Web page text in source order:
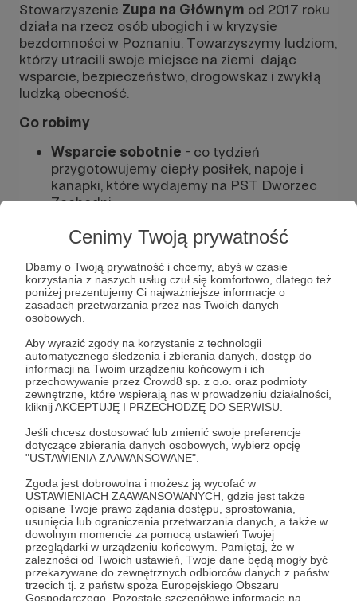
Cenimy Twoją prywatność
Dbamy o Twoją prywatność i chcemy, abyś w czasie
korzystania z naszych usług czuł się komfortowo, dlatego też
poniżej prezentujemy Ci najważniejsze informacje o
zasadach przetwarzania przez nas Twoich danych
osobowych.
Aby wyrazić zgody na korzystanie z technologii
automatycznego śledzenia i zbierania danych, dostęp do
informacji na Twoim urządzeniu końcowym i ich
przechowywanie przez Crowd8 sp. z o.o. oraz podmioty
zewnętrzne, które wspierają nas w prowadzeniu działalności,
kliknij AKCEPTUJĘ I PRZECHODZĘ DO SERWISU.
Jeśli chcesz dostosować lub zmienić swoje preferencje
dotyczące zbierania danych osobowych, wybierz opcję
"USTAWIENIA ZAAWANSOWANE".
Zgoda jest dobrowolna i możesz ją wycofać w
USTAWIENIACH ZAAWANSOWANYCH, gdzie jest także
opisane Twoje prawo żądania dostępu, sprostowania,
usunięcia lub ograniczenia przetwarzania danych, a także w
dowolnym momencie za pomocą ustawień Twojej
przeglądarki w urządzeniu końcowym. Pamiętaj, że w
zależności od Twoich ustawień, Twoje dane będą mogły być
przekazywane do zewnętrznych odbiorców danych z państw
trzecich tj. z państw spoza Europejskiego Obszaru
Gospodarczego. Pozostałe szczegółowe informacje na
Stowarzyszenie Zupa na Głównym od 2017 roku
działa na rzecz osób ubogich i w kryzysie
bezdomności w Poznaniu. Towarzyszymy ludziom,
którzy utracili swoje miejsce na ziemi dając
wsparcie, bezpieczeństwo, drogowskaz i zwykłą
ludzką obecność.
Co robimy
Wsparcie sobotnie - co tydzień
przygotowujemy ciepły posiłek, napoje i
kanapki, które wydajemy na PST Dworzec
Zachodni.
interwencyjnej pomocy podczas wydawania
posiłków i w naszej siedzibie.
Mieszkania- w czterech zupowych
mieszkaniach 25 osób odbudowuje swoje
życie z naszym wsparciem.
Wsparcie specjalistyczne
lekarz psychiatra, prawnik, terapeuta
uzależnień, edukator finansowy pomagają w
wychodzeniu z kryzysu.
Magazyn odzieży- zapewniamy czyste i
zadbane ubrania „ z drugiej ręki” dla osób w
Świetlica dla Pań- bezpieczne miejsce,
gdzie kobiety mogą zadbać o higienę,
telefonu.
Dlaczego to ma znaczenie
Bezdomność to brak własnego, bezpiecznego
miejsca. My odpowiadamy na ten brak - ciepłem,
wsparciem, obecnością, możliwością rozpoczęcia
od nowa.
Rozwiń opis
Cele
Zmiana zaczyna się od
mieszkania.
3 500 zł
miesięcznie
1 270 zł
brakuje
63%
Z ulicy trudno jest chodzić do pracy.
Trudno zacząć zmianę, kiedy Twoim
„domem” jest ławka w parku,
pustostan albo klatka schodowa.
Żeby ruszyć z miejsca, trzeba mieć
pokój, w którym można zamknąć